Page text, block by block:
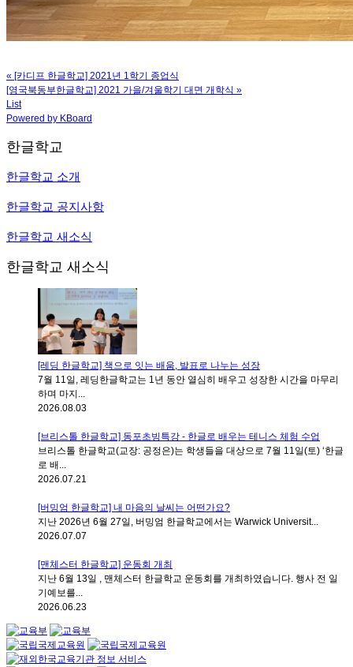
« [카디프 한글학교] 2021년 1학기 종업식
[영국북동부한글학교] 2021 가을/겨울학기 대면 개학식 »
List
Powered by KBoard
한글학교
한글학교 소개
한글학교 공지사항
한글학교 새소식
한글학교 새소식
[레딩 한글학교] 책으로 잇는 배움, 발표로 나누는 성장
7월 11일, 레딩한글학교는 1년 동안 열심히 배우고 성장한 시간을 마무리
하며 마지...
2026.08.03
[브리스톨 한글학교] 동포초빙특강 - 한글로 배우는 테니스 체험 수업
브리스톨 한글학교(교장: 공정은)는 학생들을 대상으로 7월 11일(토) ‘한글
로 배...
2026.07.21
[버밍엄 한글학교] 내 마음의 날씨는 어떤가요?
지난 2026년 6월 27일, 버밍엄 한글학교에서는 Warwick Universit...
2026.07.07
[맨체스터 한글학교] 운동회 개최
지난 6월 13일 , 맨체스터 한글학교 운동회를 개최하였습니다. 행사 전 일
기예보를...
2026.06.23